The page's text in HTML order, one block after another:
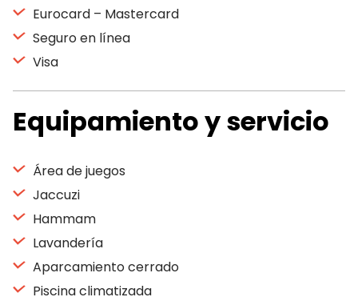
Eurocard – Mastercard
Seguro en línea
Visa
Equipamiento y servicio
Área de juegos
Jaccuzi
Hammam
Lavandería
Aparcamiento cerrado
Piscina climatizada